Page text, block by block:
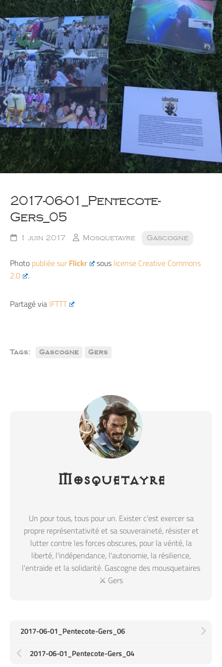
2017-06-01_Pentecote-
Gers_05
1 juin 2017 Mosquetayre Gascogne
Photo publiée surFlickr sous license Creative Commons
2.0
.
Partagé via IFTTT
Tags: Gascogne Gers
Mosquetayre
Un pour tous, tous pour un. Exister c'est exercer sa
propre représentativité et sa souveraineté, résister et
lutter contre les forces obscures, pour la vérité, la
liberté, l'indépendance, l'autonomie, la résilience,
l'entraide et la solidarité. Gascogne des mousquetaires
⚔️ Gers
2017-06-01_Pentecote-Gers_06
2017-06-01_Pentecote-Gers_04